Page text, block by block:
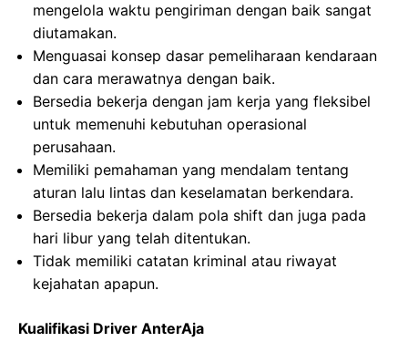
mengelola waktu pengiriman dengan baik sangat
diutamakan.
Menguasai konsep dasar pemeliharaan kendaraan
dan cara merawatnya dengan baik.
Bersedia bekerja dengan jam kerja yang fleksibel
untuk memenuhi kebutuhan operasional
perusahaan.
Memiliki pemahaman yang mendalam tentang
aturan lalu lintas dan keselamatan berkendara.
Bersedia bekerja dalam pola shift dan juga pada
hari libur yang telah ditentukan.
Tidak memiliki catatan kriminal atau riwayat
kejahatan apapun.
Kualifikasi Driver AnterAja